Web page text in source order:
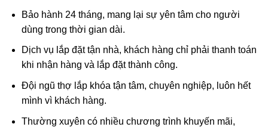
Bảo hành 24 tháng, mang lại sự yên tâm cho người
dùng trong thời gian dài.
Dịch vụ lắp đặt tận nhà, khách hàng chỉ phải thanh toán
khi nhận hàng và lắp đặt thành công.
Đội ngũ thợ lắp khóa tận tâm, chuyên nghiệp, luôn hết
mình vì khách hàng.
Thường xuyên có nhiều chương trình khuyến mãi,